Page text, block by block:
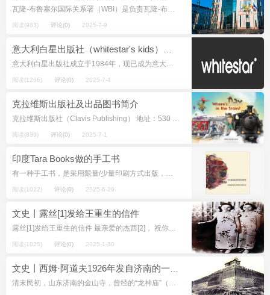
瓦隆-布鲁塞尔国际关系署（WBI）是负责瓦隆-布鲁塞尔国际关系的机构。它是比利时联邦实体瓦隆大区、瓦隆-布鲁塞尔联邦和布鲁塞尔首都地区法国共同体委员会所追求的国际政策工具。 在与70个国家和地区...
阅读(983) 评论(0) 2025-7-9
意大利白星出版社成立于1984年，现已成为意大利乃至国外图书出版界最知名的出版社之一。如今，它有超过800本成人和儿童图书，每年出版近200本新书，高品质的图书内容，配有精美的插画、摄影。 意大...
阅读(1266) 评论(0) 2025-7-4
克拉维斯出版社及出品图书简介
克拉维斯出版社（Clavis Publishing） 地址：530 7th Avenue，Suite 902，纽约，NY 10018 US 以下内容来自Clavis Publishing官网 我们的使命 ...
阅读(839) 评论(0) 2025-7-1
印度Tara Books做的手工书
有一种手工书，是采用限量/少量印刷方式出版，因为是手工印制、装订，一个版不可能印太多张数，顶多数百本。 其中印度的独立出版社Tara Books便是这样少量的出版社，不仅仅是因为它的书美，更由于它禀持公平貿易法精神，...
阅读(1022) 评论(0) 2025-6-29
文史丨露丝[1]发给王重生的信件
露丝[1]发给王重生的信件 最亲爱的杰西[2]， 祝你和你亲爱的家人圣诞快乐、幸福和美好。1980年5月带给你无数的祝福。在这美丽的季节，我和我们所有的姊妹将以一种非常特别的方式记住你们所有人。他们不了解你个人，...
阅读(1025) 评论(0) 2025-1-30
清末民初，山东济南的金山寺，曾经的“龙神庙”（来自网络） 亲爱的朋友们： 中国过去的一年是军国主义的一年！中国拥有世界上最大的常备军。仅山东就有大约30万士兵，而山东只是十八个省之一。 ...